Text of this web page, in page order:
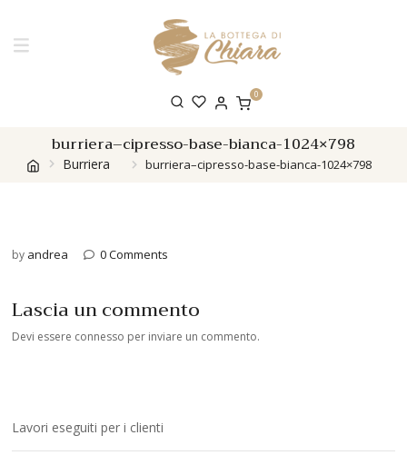
0
burriera–cipresso-base-bianca-1024×798
Burriera burriera–cipresso-base-bianca-1024×798
by andrea 0 Comments
Lascia un commento
Devi essere connesso per inviare un commento.
Lavori eseguiti per i clienti